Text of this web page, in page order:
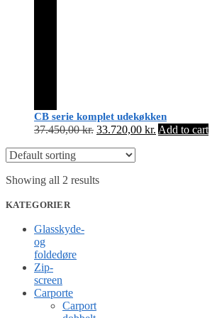
CB serie komplet udekøkken
37.450,00kr. Original
33.720,00 kr. Current
Add to cart
Showing all 2 results
KATEGORIER
Glasskyde-
og
foldedøre
Zip-
screen
Carporte
Carport